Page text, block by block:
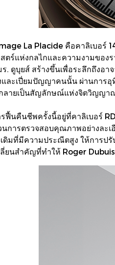
La Placide คือคาลิเบอร์
สตร์แห่งกลไกและความงามขอ
. ดูบุยส์ สร้างขึ้นเพื่อระลึกถึงอ
ละเปี่ยมปัญญาคนนั้น ผ่านการอุ
ลายเป็นสัญลักษณ์แห่งจิตวิญญา
รฟื้นคืนชีพครั้งนี้อยู่ที่คาลิเบอร์
นการตรวจสอบคุณภาพอย่างละ
ดิมที่มีความประณีตสูง ให้การป
ลี่ยนสำคัญที่ทำให้ Roger